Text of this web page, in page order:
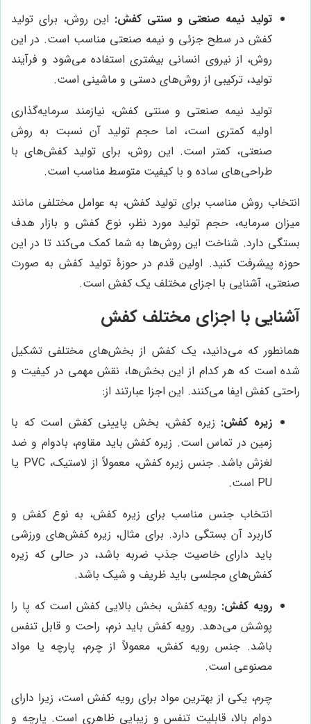
تولید نیمه صنعتی و سنتی کفش: این روش، برای تولید
کفش در سطح جزئی و نیمه صنعتی مناسب است. در این
روش، از نیروی انسانی بیشتری استفاده می‌شود و فرآیند
تولید، ترکیبی از روش‌های دستی و ماشینی است.
تولید نیمه صنعتی و سنتی کفش، نیازمند سرمایه‌گذاری
اولیه کمتری است، اما حجم تولید آن نسبت به روش
صنعتی، کمتر است. این روش، برای تولید کفش‌های با
طراحی‌های ساده و با کیفیت متوسط مناسب است.
انتخاب روش مناسب برای تولید کفش، به عوامل مختلفی مانند
میزان سرمایه، حجم تولید مورد نظر، نوع کفش و بازار هدف
بستگی دارد. شناخت این روش‌ها به شما کمک می‌کند تا در این
حوزه پیشرفت کنید. اولین قدم در حوزۀ تولید کفش به صورت
صنعتی، آشنایی با اجزای مختلف یک کفش است.
آشنایی با اجزای مختلف کفش
همانطور که می‌دانید، یک کفش از بخش‌های مختلفی تشکیل
شده است که هر کدام از این بخش‌ها، نقش مهمی در کیفیت و
راحتی کفش ایفا می‌کنند. این اجزا عبارتند از:
زیره کفش: زیره کفش، بخش پایینی کفش است که با
زمین در تماس است. زیره کفش باید مقاوم، بادوام و ضد
لغزش باشد. جنس زیره کفش، معمولاً از لاستیک، PVC یا
PU است.
انتخاب جنس مناسب برای زیره کفش، به نوع کفش و
کاربرد آن بستگی دارد. برای مثال، زیره کفش‌های ورزشی
باید دارای خاصیت جذب ضربه باشد، در حالی که زیره
کفش‌های مجلسی باید ظریف و شیک باشد.
رویه کفش: رویه کفش، بخش بالایی کفش است که پا را
پوشش می‌دهد. رویه کفش باید نرم، راحت و قابل تنفس
باشد. جنس رویه کفش، معمولاً از چرم، پارچه یا مواد
مصنوعی است.
چرم، یکی از بهترین مواد برای رویه کفش است، زیرا دارای
دوام بالا، قابلیت تنفس و زیبایی ظاهری است. پارچه و